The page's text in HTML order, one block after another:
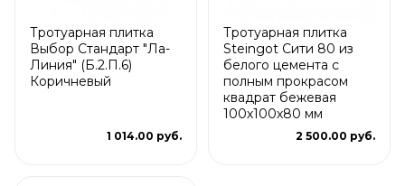
Тротуарная плитка
Выбор Стандарт "Ла-
Линия" (Б.2.П.6)
Коричневый
1 014.00 руб.
Тротуарная плитка
Steingot Сити 80 из
белого цемента с
полным прокрасом
квадрат бежевая
100х100х80 мм
2 500.00 руб.